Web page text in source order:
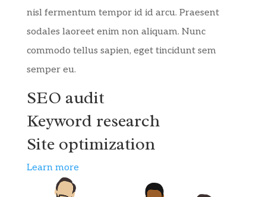
nisl fermentum tempor id id arcu. Praesent
sodales laoreet enim non aliquam. Nunc
commodo tellus sapien, eget tincidunt sem
semper eu.
SEO audit
Keyword research
Site optimization
Learn more